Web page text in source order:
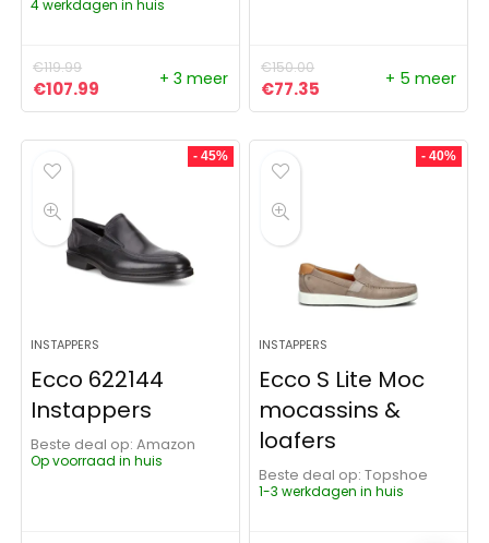
4 werkdagen in huis
€119.99
Oorspronkelijke prijs was: €119.99.
€107.99 Huidige prijs is: €107.99.
+ 3 meer
€150.00
Oorspronkelijke prijs was:
€77.35 Huidige prijs is:
+ 5 meer
- 45%
INSTAPPERS
Ecco 622144
Instappers
Beste deal op:
Amazon
Op voorraad in huis
- 40%
INSTAPPERS
Ecco S Lite Moc
mocassins &
loafers
Beste deal op:
Topshoe
1-3 werkdagen in huis